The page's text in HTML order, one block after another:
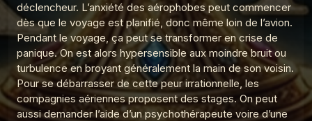
Graal 94 - Amour sans sexe ?
Les réponses du Graal
7
Graal 93 - Sodome et Gomorrhe ?
Les réponses du Graal
8
Graal 92 - Noé a-t-il existé ?
Les réponses du Graal
déclencheur. L’anxiété des aérophobes peut commencer
dès que le voyage est planifié, donc même loin de l’avion.
Pendant le voyage, ça peut se transformer en crise de
panique. On est alors hypersensible aux moindre bruit ou
turbulence en broyant généralement la main de son voisin.
Pour se débarrasser de cette peur irrationnelle, les
compagnies aériennes proposent des stages. On peut
aussi demander l’aide d’un psychothérapeute voire d’une